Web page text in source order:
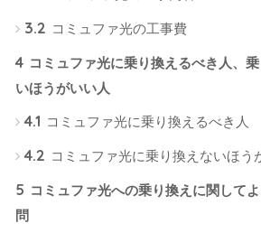
3.2 コミュファ光の工事費
4 コミュファ光に乗り換えるべき人、
いほうがいい人
4.1 コミュファ光に乗り換えるべき人
4.2 コミュファ光に乗り換えないほう
5 コミュファ光への乗り換えに関して
問